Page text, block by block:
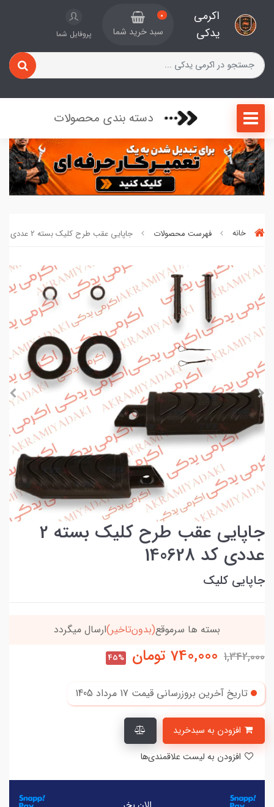
اکرمی
یدکی
0
سبد خرید شما پروفایل شما
دسته بندی محصولات
خانه فهرست محصولات جاپایی عقب طرح کلیک بسته 2 عددی کد 140628
جاپایی عقب طرح کلیک بسته 2
عددی کد 140628
جاپایی کلیک
بسته ها سرموقع(بدون‌تاخیر)ارسال میگردد
1,342,000
740,000 تومان 45%
تاریخ آخرین بروزرسانی قیمت 17 مرداد 1405